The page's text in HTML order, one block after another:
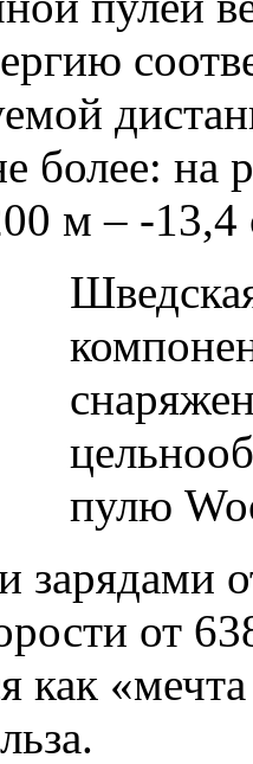
более:
м – -13,4
пулю
зарядами
от
как